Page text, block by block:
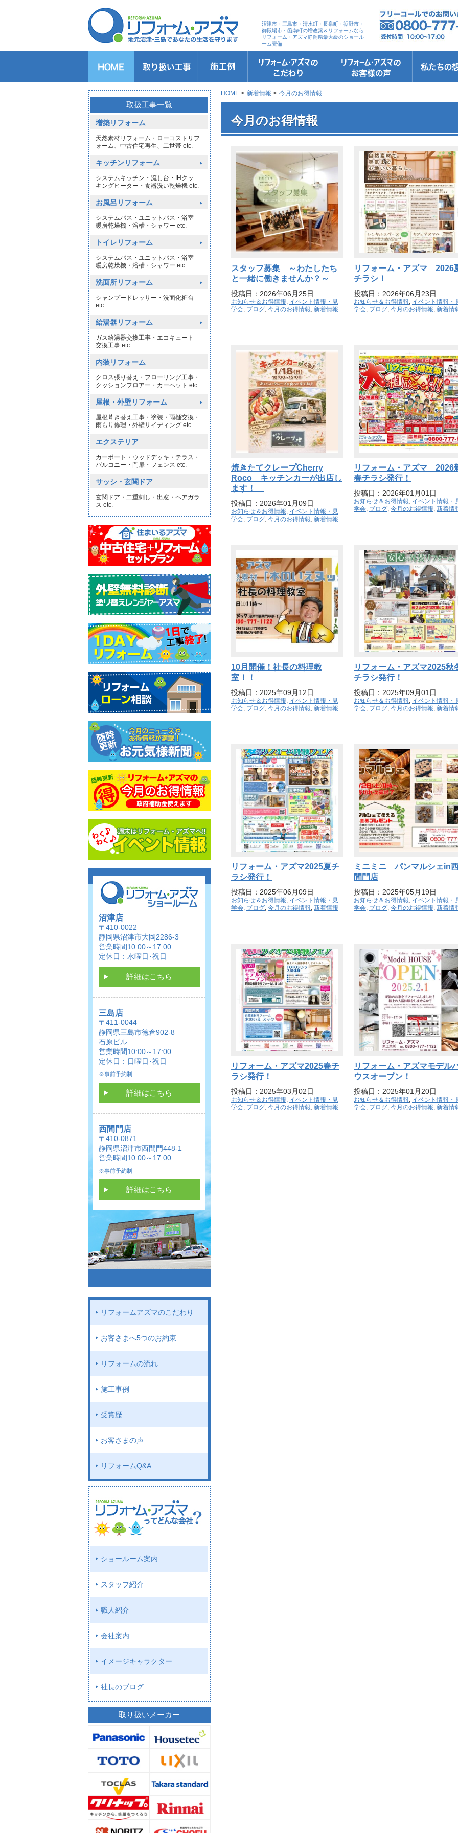
沼津市・三島市・清水町・長泉町・裾野市・
御殿場市・函南町の増改築＆リフォームなら
リフォーム・アズマ静岡県最大級のショール
ーム完備
キッチンのリフォーム
バスルームのリフォーム
トイレのリフォーム
洗面所のリフォーム
給湯器交換
窓リフォーム
玄関リフォーム
1DAYリフォーム
外壁・屋根塗装 リフォーム・アズマのこだわり
お客さまへの5つのお約束
リフォームの流れ
リフォームQ&A
安心保証
リフォームローン相談
HOME > 新着情報 > 今月のお得情報
今月のお得情報
スタッフ募集 ～わたしたち
と一緒に働きませんか？～
投稿日：2026年06月25日
お知らせ＆お得情報, イベント情報・見
学会, ブログ, 今月のお得情報, 新着情報
リフォーム・アズマ 2026
チラシ！
投稿日：2026年06月23日
お知らせ＆お得情報, イベント情報・
学会, ブログ, 今月のお得情報, 新着情
焼きたてクレープCherry
Roco キッチンカーが出店し
ます！
投稿日：2026年01月09日
お知らせ＆お得情報, イベント情報・見
学会, ブログ, 今月のお得情報, 新着情報
リフォーム・アズマ 2026
春チラシ発行！
投稿日：2026年01月01日
お知らせ＆お得情報, イベント情報・
学会, ブログ, 今月のお得情報, 新着情
10月開催！社長の料理教
室！！
投稿日：2025年09月12日
お知らせ＆お得情報, イベント情報・見
学会, ブログ, 今月のお得情報, 新着情報
リフォーム・アズマ2025秋
チラシ発行！
投稿日：2025年09月01日
お知らせ＆お得情報, イベント情報・
学会, ブログ, 今月のお得情報, 新着情
リフォーム・アズマ2025夏チ
ラシ発行！
投稿日：2025年06月09日
お知らせ＆お得情報, イベント情報・見
学会, ブログ, 今月のお得情報, 新着情報
ミニミニ パンマルシェin
間門店
投稿日：2025年05月19日
お知らせ＆お得情報, イベント情報・
学会, ブログ, 今月のお得情報, 新着情
リフォーム・アズマ2025春チ
ラシ発行！
投稿日：2025年03月02日
お知らせ＆お得情報, イベント情報・見
学会, ブログ, 今月のお得情報, 新着情報
リフォーム・アズマモデル
ウスオープン！
投稿日：2025年01月20日
お知らせ＆お得情報, イベント情報・
学会, ブログ, 今月のお得情報, 新着情
取扱工事一覧
増築リフォーム
天然素材リフォーム・ローコストリフ
ォーム、中古住宅再生、二世帯 etc.
キッチンリフォーム
システムキッチン・流し台・IHクッ
キングヒーター・食器洗い乾燥機 etc.
お風呂リフォーム
システムバス・ユニットバス・浴室
暖房乾燥機・浴槽・シャワー etc.
トイレリフォーム
システムバス・ユニットバス・浴室
暖房乾燥機・浴槽・シャワー etc.
洗面所リフォーム
シャンプードレッサー・洗面化粧台
etc.
給湯器リフォーム
ガス給湯器交換工事・エコキュート
交換工事 etc.
内装リフォーム
クロス張り替え・フローリング工事・
クッションフロアー・カーペット etc.
屋根・外壁リフォーム
屋根葺き替え工事・塗装・雨樋交換・
雨もり修理・外壁サイディング etc.
エクステリア
カーポート・ウッドデッキ・テラス・
バルコニー・門扉・フェンス etc.
サッシ・玄関ドア
玄関ドア・二重刺し・出窓・ペアガラ
ス etc.
沼津店
〒410-0022
静岡県沼津市大岡2286-3
営業時間10:00～17:00
定休日：水曜日･祝日
詳細はこちら
三島店
〒411-0044
静岡県三島市徳倉902-8
石原ビル
営業時間10:00～17:00
定休日：日曜日･祝日
※事前予約制
詳細はこちら
西間門店
〒410-0871
静岡県沼津市西間門448-1
営業時間10:00～17:00
※事前予約制
詳細はこちら
リフォームアズマのこだわり
お客さまへ5つのお約束
リフォームの流れ
施工事例
受賞歴
お客さまの声
リフォームQ&A
ショールーム案内
スタッフ紹介
職人紹介
会社案内
イメージキャラクター
社長のブログ
取り扱いメーカー